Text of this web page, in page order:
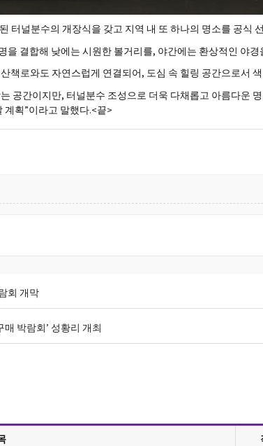
터널분수의 개장식을 갖고 지역 내 또 하나의 명소를 공식
을 결합해 낮에는 시원한 볼거리를, 야간에는 환상적인 야
책로와도 자연스럽게 연결되어, 도심 속 힐링 공간으로서
공간이지만, 터널분수 조성으로 더욱 다채롭고 아름다운
획”이라고 말했다.<끝>
회 개막
매 박람회’ 성황리 개최